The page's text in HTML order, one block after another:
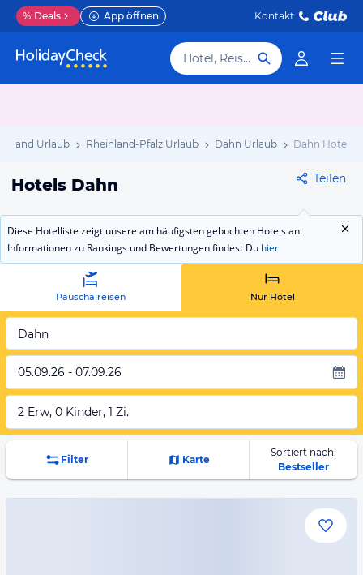
% Deals App öffnen Kontakt
Hotel, Reiseziel
Urlaub Rheinland-Pfalz Urlaub Dahn Urlaub Dahn Hotels
Hotels Dahn Teilen
Diese Hotelliste zeigt unsere am häufigsten gebuchten Hotels an.
Informationen zu Rankings und Bewertungen findest Du hier
Pauschalreisen Nur Hotel
Dahn
05.09.26 - 07.09.26
2 Erw, 0 Kinder, 1 Zi.
Filter Karte
Sortiert nach:
Bestseller